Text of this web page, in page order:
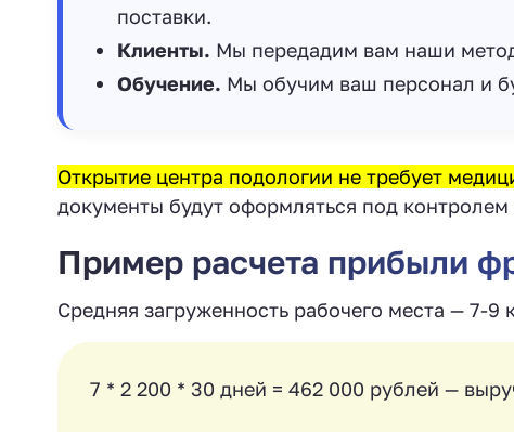
поставки.
Клиенты. Мы передадим вам наши
Обучение. Мы обучим ваш персонал и
Открытие центра подологии не требует
документы будут оформляться под контролем
Пример расчета прибыли
Средняя загруженность рабочего места — 7-
7 * 2 200 * 30 дней = 462 000 рублей —